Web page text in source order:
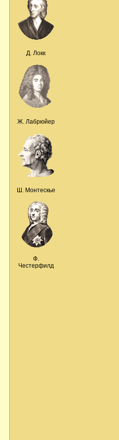
Д. Локк
Ж. Лабрюйер
Ш. Монтескье
Ф.
Честерфилд